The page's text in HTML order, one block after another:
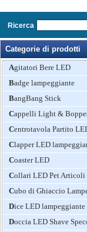
Ricerca
Categorie di prodotti
Agitatori Bere LED
Badge lampeggiante
BangBang Stick
Cappelli Light &
Centrotavola Partito
Clapper LED
Coaster LED
Collari LED Pet Articoli
Cubo di Ghiaccio
Dice LED lampeggiante
Doccia LED Shave
/ EL
/
attivo /
T-shirt
audio
T-shirt